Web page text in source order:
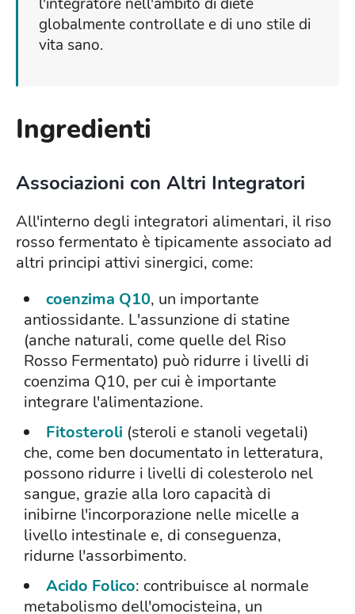
l'integratore nell'ambito di diete
globalmente controllate e di uno stile di
vita sano.
Ingredienti
Associazioni con Altri Integratori
All'interno degli integratori alimentari, il riso
rosso fermentato è tipicamente associato ad
altri principi attivi sinergici, come:
coenzima Q10, un importante
antiossidante. L'assunzione di statine
(anche naturali, come quelle del Riso
Rosso Fermentato) può ridurre i livelli di
coenzima Q10, per cui è importante
integrare l'alimentazione.
Fitosteroli (steroli e stanoli vegetali)
che, come ben documentato in letteratura,
possono ridurre i livelli di colesterolo nel
sangue, grazie alla loro capacità di
inibirne l'incorporazione nelle micelle a
livello intestinale e, di conseguenza,
ridurne l'assorbimento.
Acido Folico: contribuisce al normale
metabolismo dell'omocisteina, un